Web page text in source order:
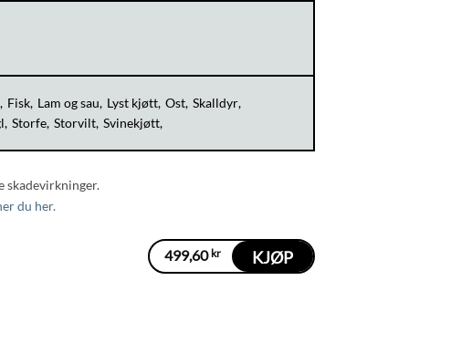
Fisk Lam og sau Lyst kjøtt Ost Skalldyr
Storfe Storvilt Svinekjøtt
skadevirkninger.
du her.
499,60 kr KJØP